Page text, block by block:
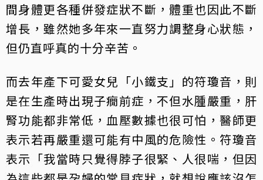
間身體更各種併發症狀不斷，體重也因此不斷
增長，雖然她多年來一直努力調整身心狀態，
但仍直呼真的十分辛苦。
而去年產下可愛女兒「小鐵支」的符瓊音，則
是在生產時出現子癇前症，不但水腫嚴重，肝
腎功能都非常低，血壓數據也很可怕，醫師更
表示若再嚴重還可能有中風的危險性。符瓊音
表示「我當時只覺得脖子很緊、人很喘，但因